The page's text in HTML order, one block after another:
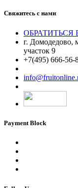
Свяжитесь с нами
ОБРАТИТЬСЯ
г. Домодедово,
участок 9
+7(495) 666-56-
Payment Block